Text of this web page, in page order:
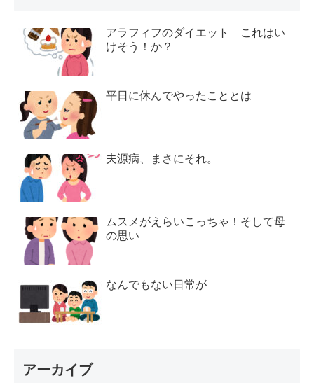
アラフィフのダイエット これはい
けそう！か？
平日に休んでやったこととは
夫源病、まさにそれ。
ムスメがえらいこっちゃ！そして母
の思い
なんでもない日常が
アーカイブ